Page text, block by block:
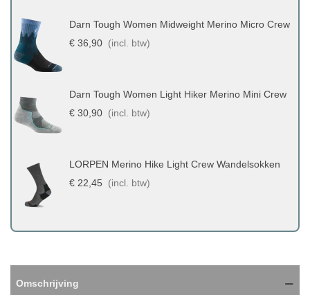
Darn Tough Women Midweight Merino Micro Crew
€ 36,90 (incl. btw)
Darn Tough Women Light Hiker Merino Mini Crew
€ 30,90 (incl. btw)
LORPEN Merino Hike Light Crew Wandelsokken
€ 22,45
(incl. btw)
Omschrijving